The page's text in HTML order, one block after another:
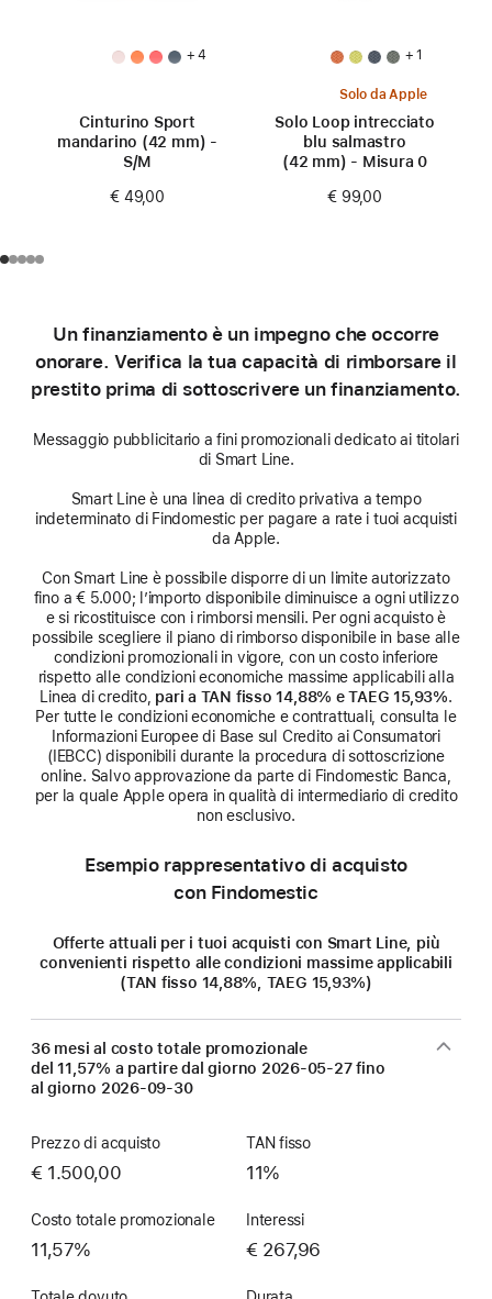
+ 4
Cinturino Sport
mandarino (42 mm) -
S/M
€ 49,00
+ 1
Solo da Apple
Solo Loop intrecciato
blu salmastro
(42 mm) - Misura 0
€ 99,00
Un finanziamento è un impegno che occorre
onorare. Verifica la tua capacità di rimborsare il
prestito prima di sottoscrivere un finanziamento.
Messaggio pubblicitario a fini promozionali dedicato ai titolari
di Smart Line.
Smart Line è una linea di credito privativa a tempo
indeterminato di Findomestic per pagare a rate i tuoi acquisti
da Apple.
Con Smart Line è possibile disporre di un limite autorizzato
fino a € 5.000; l’importo disponibile diminuisce a ogni utilizzo
e si ricostituisce con i rimborsi mensili. Per ogni acquisto è
possibile scegliere il piano di rimborso disponibile in base alle
condizioni promozionali in vigore, con un costo inferiore
rispetto alle condizioni economiche massime applicabili alla
Linea di credito, pari a TAN fisso 14,88% e TAEG 15,93%.
Per tutte le condizioni economiche e contrattuali, consulta le
Informazioni Europee di Base sul Credito ai Consumatori
(IEBCC) disponibili durante la procedura di sottoscrizione
online. Salvo approvazione da parte di Findomestic Banca,
per la quale Apple opera in qualità di intermediario di credito
non esclusivo.
Esempio rappresentativo di acquisto
con Findomestic
Offerte attuali per i tuoi acquisti con Smart Line, più
convenienti rispetto alle condizioni massime applicabili
(TAN fisso 14,88%, TAEG 15,93%)
36 mesi al costo totale promozionale
del 11,57% a partire dal giorno 2026-05-27fino
al giorno 2026-09-30
Prezzo di acquisto
€ 1.500,00
TAN fisso
11%
Costo totale promozionale
11,57%
Interessi
€ 267,96